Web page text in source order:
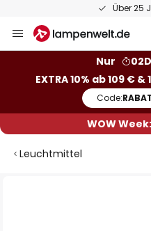
Über 25
Inhalt
Nur
EXTRA 10% ab 109 € &
Code:
WOW Week:
Leuchtmittel